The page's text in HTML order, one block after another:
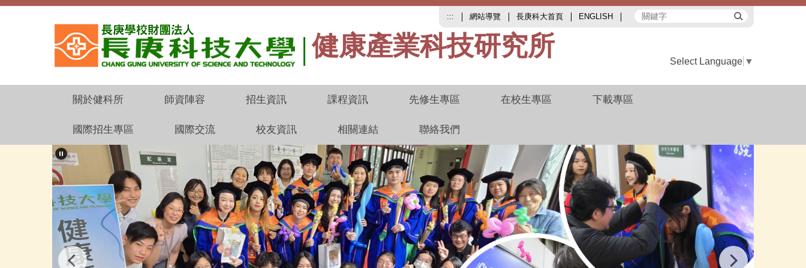
跳
健康產業科技研究所
::: 網站導覽 長庚科大首頁 ENGLISH
Select Language ▼
關於健科所 師資陣容 招生資訊 課程資訊 先修生專區 在校生專區 下載專區
國際招生專區 國際交流 校友資訊 相關連結 聯絡我們